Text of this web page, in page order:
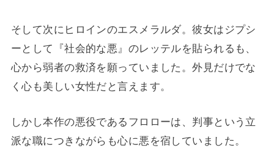
そして次にヒロインのエスメラルダ。彼女はジプシ
ーとして『社会的な悪』のレッテルを貼られるも、
心から弱者の救済を願っていました。外見だけでな
く心も美しい女性だと言えます。
しかし本作の悪役であるフロローは、判事という立
派な職につきながらも心に悪を宿していました。